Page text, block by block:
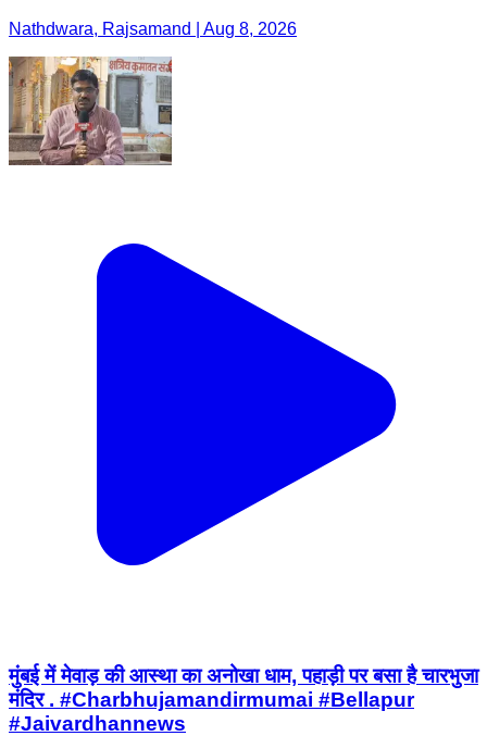
Nathdwara, Rajsamand | Aug 8, 2026
मुंबई में मेवाड़ की आस्था का अनोखा धाम, पहाड़ी पर बसा है चारभुजा
मंदिर . #Charbhujamandirmumai #Bellapur
#Jaivardhannews